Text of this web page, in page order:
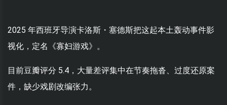
2025 年西班牙导演卡洛斯・塞德斯把这起本土轰动事件影
视化，定名《寡妇游戏》。
目前豆瓣评分 5.4，大量差评集中在节奏拖沓、过度还原案
件，缺少戏剧改编张力。